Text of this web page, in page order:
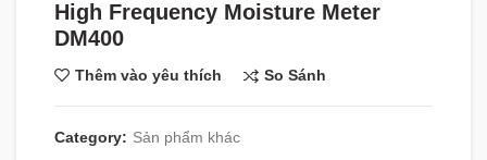
High Frequency Moisture Meter
DM400
Thêm vào yêu thích So Sánh
Category: Sản phẩm khác